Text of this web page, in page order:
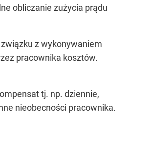
obliczanie zużycia prądu
z wykonywaniem
pracownika kosztów.
tj. np. dziennie,
nieobecności pracownika.